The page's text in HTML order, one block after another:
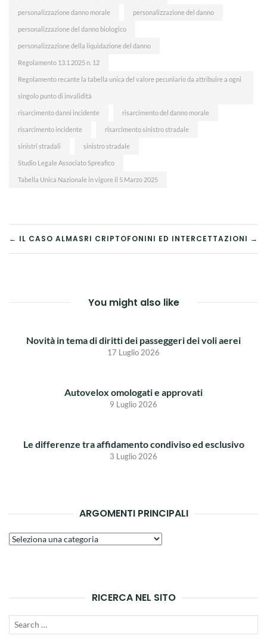
personalizzazione danno morale personalizzazione del danno
personalizzazione del danno biologico
personalizzazione della liquidazione del danno
Regolamento 13.1.2025 n. 12
Regolamento recante la tabella unica del valore pecuniario da attribuire a ogni
singolo punto di invalidità
risarcimento danni incidente risarcimento del danno morale
risarcimento incidente risarcimento sinistro stradale
sinistri stradali sinistro stradale
Studio Legale Associato Spreafico
Tabella Unica Nazionale in vigore il 5 Marzo 2025
NAVIGAZIONE
← IL CASO ALMASRI CRIPTOFONINI ED INTERCETTAZIONI →
You might also like
Novità in tema di diritti dei passeggeri dei voli aerei
17 Luglio 2026
Autovelox omologati e approvati
9 Luglio 2026
Le differenze tra affidamento condiviso ed esclusivo
3 Luglio 2026
ARGOMENTI PRINCIPALI
Argomenti
RICERCA NEL SITO
Search